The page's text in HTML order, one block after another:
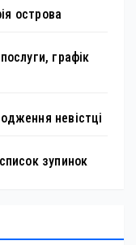
острова
графік
невістці
зупинок